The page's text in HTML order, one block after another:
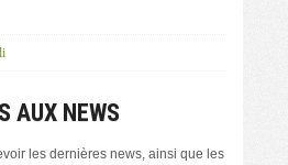
AUX NEWS
les dernières news, ainsi que les